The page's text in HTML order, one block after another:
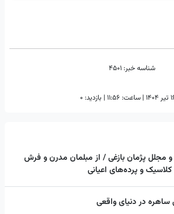
شناسه خبر: 4501
| ساعت: ۱۱:۵۶ | بازدید: 0
مجلل پژمان بازغی / از مبلمان مدرن و فرش
و پرده‌های اعیانی
ساهره در دنیای واقعی